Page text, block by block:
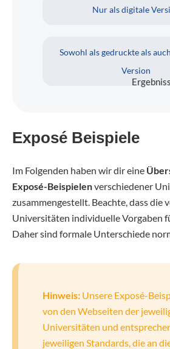
Nur als digitale
Sowohl als gedruckte als
Version
Exposé Beispiele
Im Folgenden haben wir dir eine
Exposé-Beispielenverschiedener
zusammengestellt. Beachte, dass die
Universitäten individuelle Vorgaben
Daher sind formale Unterschiede
Hinweis: Unsere Exposé-
von den Webseiten der
Universitäten und
jeweiligen Standards, die an